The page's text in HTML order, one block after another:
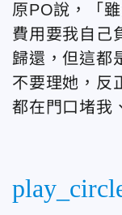
原PO說，「
費用要我自己
歸還，但這都
不要理她，反
都在門口堵我